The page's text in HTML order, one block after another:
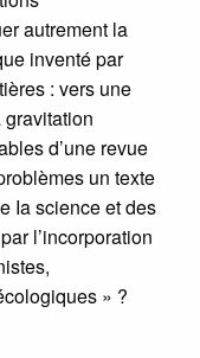
autrement la
inventé par
: vers une
d’une revue
un texte
Ia science et des
l’incorporation
» ?